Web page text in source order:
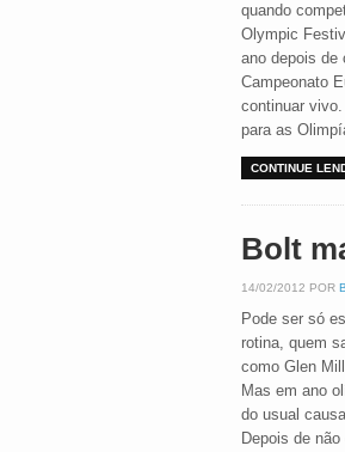
quando
Olympic
ano depois de
Campeonato
continuar
para as
CONTINUE
Bolt
14/02/2012 POR
Pode ser só
rotina, quem
como Glen
Mas em ano
do usual
Depois de